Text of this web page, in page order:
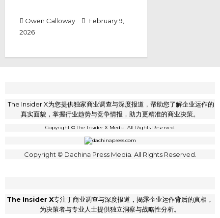
Owen Calloway
February 9,
2026
The Insider X为您提供独家商业调查与深度报道，帮助您了解企业运作的
真实面貌，掌握行业趋势与竞争情报，助力更精准的商业决策。
Copyright © The Insider X Media. All Rights Reserved.
Copyright © Dachina Press Media. All Rights Reserved.
The Insider X专注于商业调查与深度报道，揭露企业运作背后的真相，
为决策者与专业人士提供独立洞察与战略性分析。